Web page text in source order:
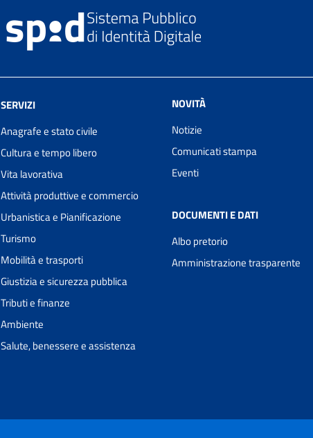
SERVIZI
Anagrafe e stato civile
Cultura e tempo libero
Vita lavorativa
Attività produttive e commercio
Urbanistica e Pianificazione
Turismo
Mobilità e trasporti
Giustizia e sicurezza pubblica
Tributi e finanze
Ambiente
Salute, benessere e assistenza
NOVITÀ
Notizie
Comunicati stampa
Eventi
DOCUMENTI E DATI
Albo pretorio
Amministrazione trasparente